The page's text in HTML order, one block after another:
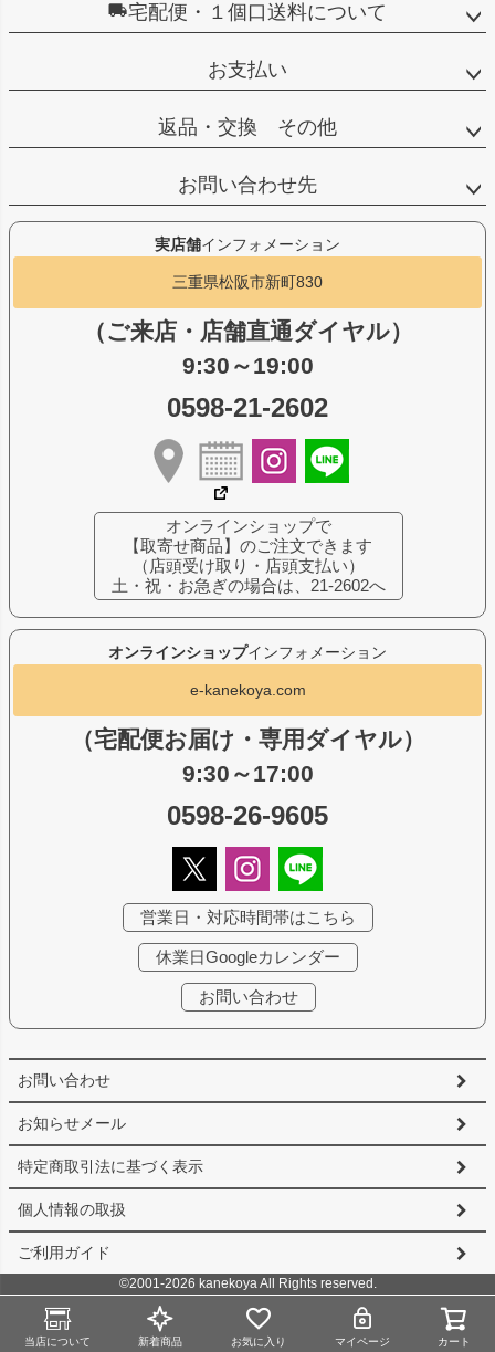
当店について 新着商品 お気に入り マイページ カート
宅配便・１個口送料について
お支払い
返品・交換 その他
お問い合わせ先
お問い合わせ
お知らせメール
特定商取引法に基づく表示
個人情報の取扱
ご利用ガイド
オンラインショップインフォメーション
e-kanekoya.com
（宅配便お届け・専用ダイヤル）
9:30～17:00
0598-26-9605
営業日・対応時間帯はこちら
休業日Googleカレンダー
お問い合わせ
実店舗インフォメーション
三重県松阪市新町830
（ご来店・店舗直通ダイヤル）
9:30～19:00
0598-21-2602
オンラインショップで
【取寄せ商品】のご注文できます
（店頭受け取り・店頭支払い）
土・祝・お急ぎの場合は、21-2602へ
©2001-2026 kanekoya All Rights reserved.